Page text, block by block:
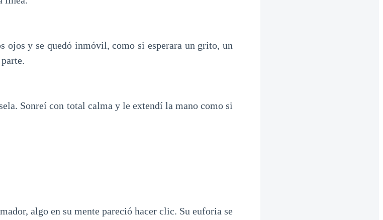
ojos y se quedó inmóvil, como si esperara un grito, un
Sonreí con total calma y le extendí la mano como si
algo en su mente pareció hacer clic. Su euforia se